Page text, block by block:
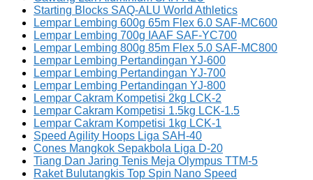
Starting Blocks SAQ-ALU World Athletics
Lempar Lembing 600g 65m Flex 6.0 SAF-MC600
Lempar Lembing 700g IAAF SAF-YC700
Lempar Lembing 800g 85m Flex 5.0 SAF-MC800
Lempar Lembing Pertandingan YJ-600
Lempar Lembing Pertandingan YJ-700
Lempar Lembing Pertandingan YJ-800
Lempar Cakram Kompetisi 2kg LCK-2
Lempar Cakram Kompetisi 1.5kg LCK-1.5
Lempar Cakram Kompetisi 1kg LCK-1
Speed Agility Hoops Liga SAH-40
Cones Mangkok Sepakbola Liga D-20
Tiang Dan Jaring Tenis Meja Olympus TTM-5
Raket Bulutangkis Top Spin Nano Speed